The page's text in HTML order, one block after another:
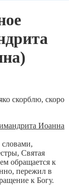
скорблю, скоро
Святая
обращается к
пережил в
к Богу.